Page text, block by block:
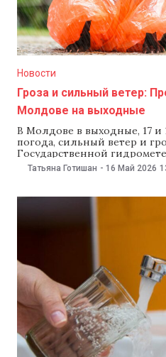
Новости
Гроза и сильный ветер:
Молдове на выходные
В Молдове в выходные, 17 и
погода, сильный ветер и
Государственной
днем воздух прогреется до
районах температура днем
Татьяна Готишан - 16 Май 2026